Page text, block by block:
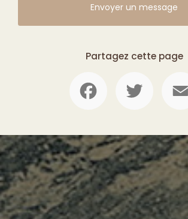
Envoyer un message
Partagez cette page